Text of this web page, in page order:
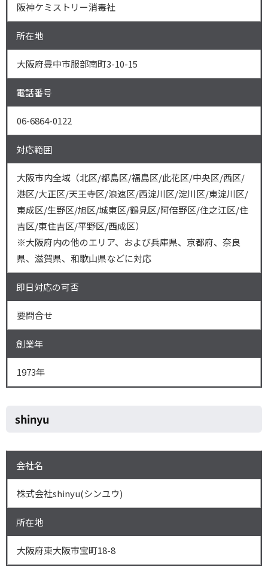
阪神ケミストリー消毒社
所在地
大阪府豊中市服部南町3-10-15
電話番号
06-6864-0122
対応範囲
大阪市内全域（北区/都島区/福島区/此花区/中央区/西区/
港区/大正区/天王寺区/浪速区/西淀川区/淀川区/東淀川区/
東成区/生野区/旭区/城東区/鶴見区/阿倍野区/住之江区/住
吉区/東住吉区/平野区/西成区）
※大阪府内の他のエリア、および兵庫県、京都府、奈良
県、滋賀県、和歌山県などに対応
即日対応の可否
要問合せ
創業年
1973年
shinyu
会社名
株式会社shinyu(シンユウ)
所在地
大阪府東大阪市宝町18-8